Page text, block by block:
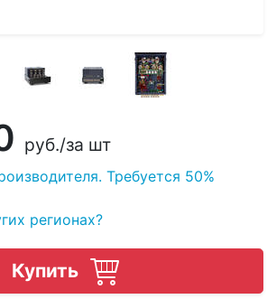
руб./за шт
Требуется 50%
регионах?
Купить